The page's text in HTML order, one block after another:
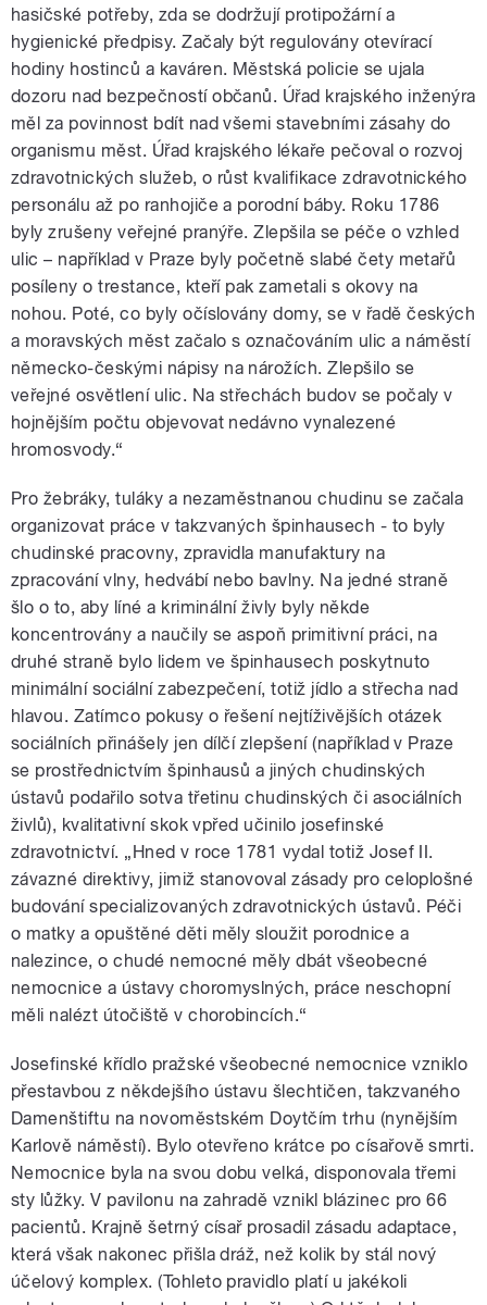
hasičské potřeby, zda se dodržují protipožární a
hygienické předpisy. Začaly být regulovány otevírací
hodiny hostinců a kaváren. Městská policie se ujala
dozoru nad bezpečností občanů. Úřad krajského inženýra
měl za povinnost bdít nad všemi stavebními zásahy do
organismu měst. Úřad krajského lékaře pečoval o rozvoj
zdravotnických služeb, o růst kvalifikace zdravotnického
personálu až po ranhojiče a porodní báby. Roku 1786
byly zrušeny veřejné pranýře. Zlepšila se péče o vzhled
ulic – například v Praze byly početně slabé čety metařů
posíleny o trestance, kteří pak zametali s okovy na
nohou. Poté, co byly očíslovány domy, se v řadě českých
a moravských měst začalo s označováním ulic a náměstí
německo-českými nápisy na nárožích. Zlepšilo se
veřejné osvětlení ulic. Na střechách budov se počaly v
hojnějším počtu objevovat nedávno vynalezené
hromosvody.“
Pro žebráky, tuláky a nezaměstnanou chudinu se začala
organizovat práce v takzvaných špinhausech - to byly
chudinské pracovny, zpravidla manufaktury na
zpracování vlny, hedvábí nebo bavlny. Na jedné straně
šlo o to, aby líné a kriminální živly byly někde
koncentrovány a naučily se aspoň primitivní práci, na
druhé straně bylo lidem ve špinhausech poskytnuto
minimální sociální zabezpečení, totiž jídlo a střecha nad
hlavou. Zatímco pokusy o řešení nejtíživějších otázek
sociálních přinášely jen dílčí zlepšení (například v Praze
se prostřednictvím špinhausů a jiných chudinských
ústavů podařilo sotva třetinu chudinských či asociálních
živlů), kvalitativní skok vpřed učinilo josefinské
zdravotnictví. „Hned v roce 1781 vydal totiž Josef II.
závazné direktivy, jimiž stanovoval zásady pro celoplošné
budování specializovaných zdravotnických ústavů. Péči
o matky a opuštěné děti měly sloužit porodnice a
nalezince, o chudé nemocné měly dbát všeobecné
nemocnice a ústavy choromyslných, práce neschopní
měli nalézt útočiště v chorobincích.“
Josefinské křídlo pražské všeobecné nemocnice vzniklo
přestavbou z někdejšího ústavu šlechtičen, takzvaného
Damenštiftu na novoměstském Doytčím trhu (nynějším
Karlově náměstí). Bylo otevřeno krátce po císařově smrti.
Nemocnice byla na svou dobu velká, disponovala třemi
sty lůžky. V pavilonu na zahradě vznikl blázinec pro 66
pacientů. Krajně šetrný císař prosadil zásadu adaptace,
která však nakonec přišla dráž, než kolik by stál nový
účelový komplex. (Tohleto pravidlo platí u jakékoli